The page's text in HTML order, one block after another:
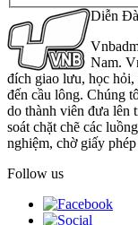
Diễn
Nam.
đích giao lưu, học hỏi,
đến cầu lông. Chúng
do thành viên đưa lên
soát chặt chẽ các
nghiệm, chờ giấy
Follow us